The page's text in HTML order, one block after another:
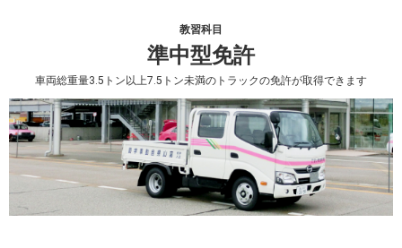
教習科目
準中型免許
車両総重量3.5トン以上7.5トン未満のトラックの免許が取得できます